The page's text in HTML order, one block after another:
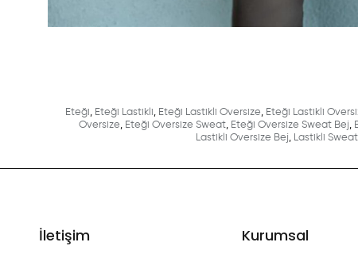
Eteği, Eteği Lastikli, Eteği Lastikli Oversize, Eteği Lastikli
Oversize, Eteği Oversize Sweat, Eteği Oversize Sweat Bej,
Lastikli Oversize Bej, Lastikli Sweat
İletişim Kurumsal